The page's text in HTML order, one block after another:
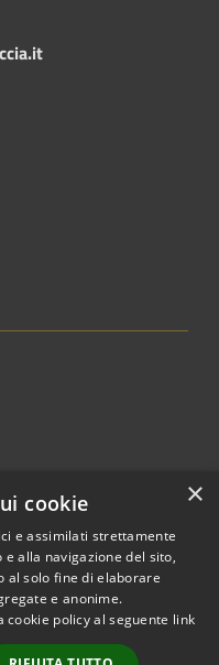
© 2026 • Comune di
Ariccia • Powered by
×
cookie
e assimilati strettamente
alla navigazione del sito,
al solo fine di elaborare
e anonime.
policy al seguente link